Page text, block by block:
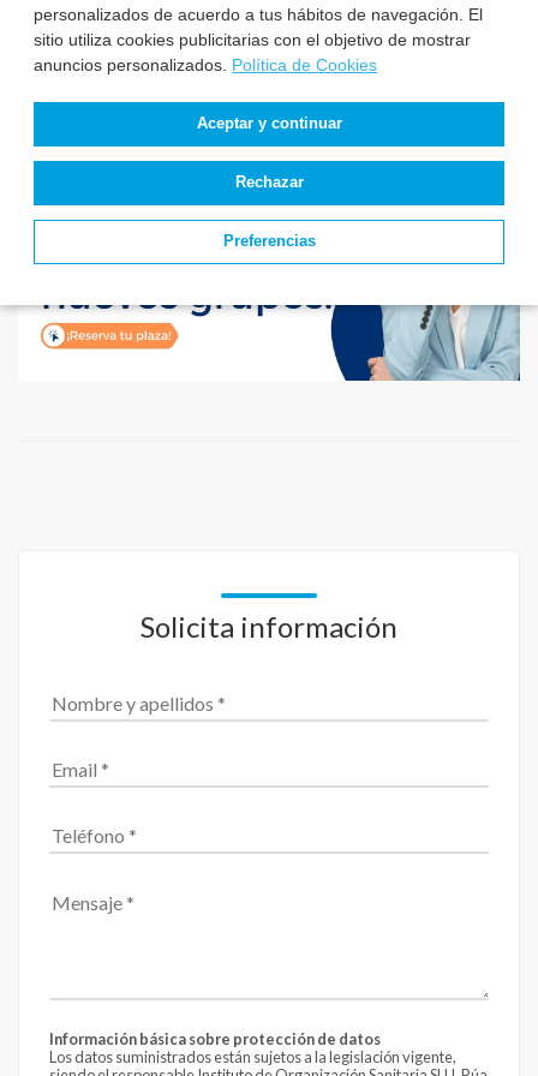
personalizados de acuerdo a tus hábitos de navegación. El
sitio utiliza cookies publicitarias con el objetivo de mostrar
anuncios personalizados. Política de Cookies
Aceptar y continuar
Rechazar
Preferencias
Solicita información
Información básica sobre protección de datos
Los datos suministrados están sujetos a la legislación vigente,